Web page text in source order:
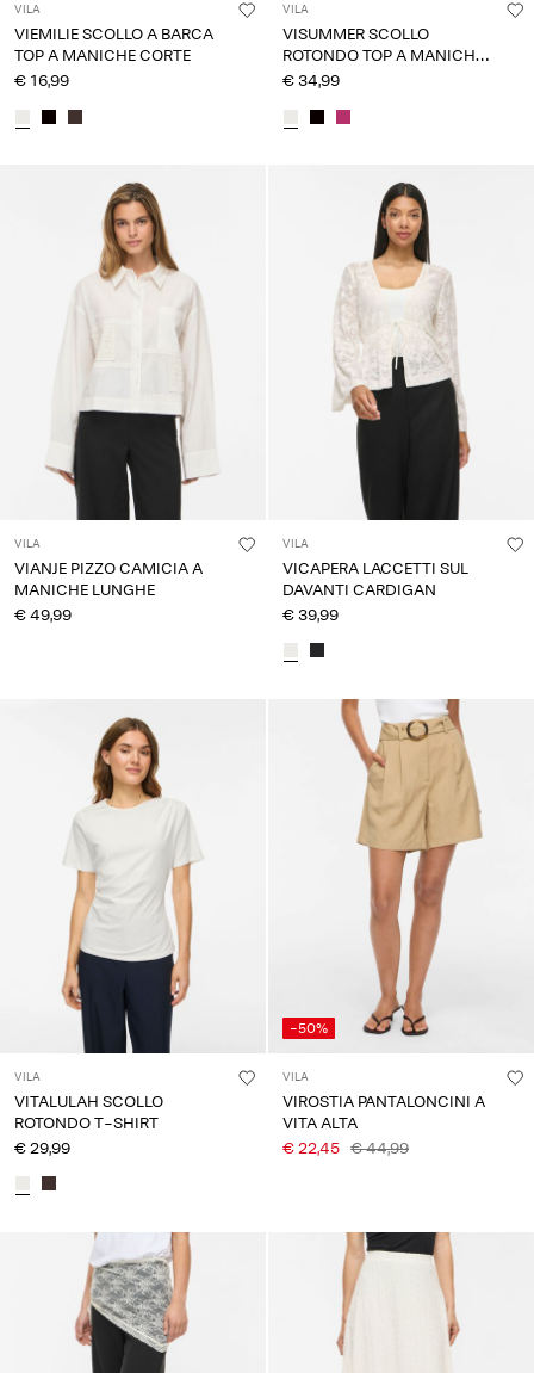
VILA
VIEMILIE SCOLLO A BARCA
TOP A MANICHE CORTE
€ 16,99
VILA
VISUMMER SCOLLO
ROTONDO TOP A MANICHE
CORTE
€ 34,99
VILA
VIANJE PIZZO CAMICIA A
MANICHE LUNGHE
€ 49,99
VILA
VICAPERA LACCETTI SUL
DAVANTI CARDIGAN
€ 39,99
VILA
VITALULAH SCOLLO
ROTONDO T-SHIRT
€ 29,99
-50%
VILA
VIROSTIA PANTALONCINI A
VITA ALTA
€ 22,45 € 44,99